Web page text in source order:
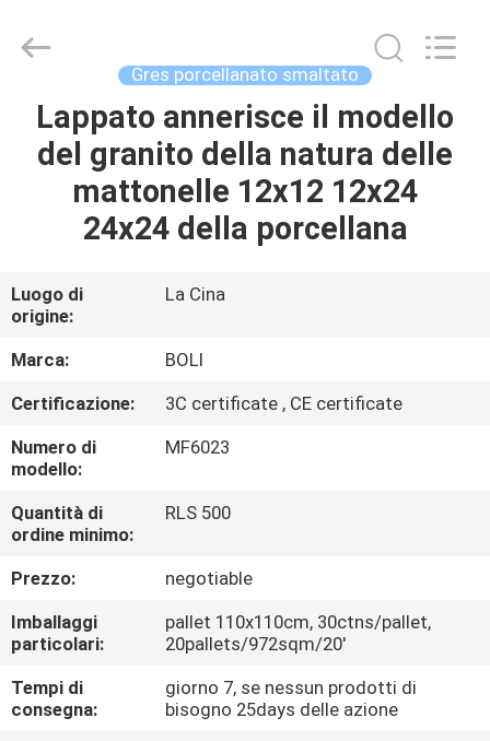
CASA.
PRODOTTI
DI
NOI
VISITA
ALLA
FABBRICA
CONTROLLO
DELLA
QUALITÀ
CONTATTACI
CERAMICS
CO.,LTD..
Reserved.
Gres porcellanato smaltato
Lappato annerisce il modello
del granito della natura delle
mattonelle 12x12 12x24
24x24 della porcellana
Luogo di
origine:
La Cina
Marca:
BOLI
Certificazione:
3C certificate , CE certificate
Numero di
modello:
MF6023
Quantità di
ordine minimo:
RLS 500
Prezzo:
negotiable
Imballaggi
particolari:
pallet 110x110cm, 30ctns/pallet,
20pallets/972sqm/20'
Tempi di
consegna:
giorno 7, se nessun prodotti di
bisogno 25days delle azione